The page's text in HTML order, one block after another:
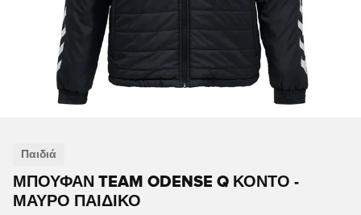
Παιδιά
ΜΠΟΥΦΆΝ TEAM ODENSE Q ΚΟΝΤΌ -
ΜΑΎΡΟ ΠΑΙΔΙΚΌ